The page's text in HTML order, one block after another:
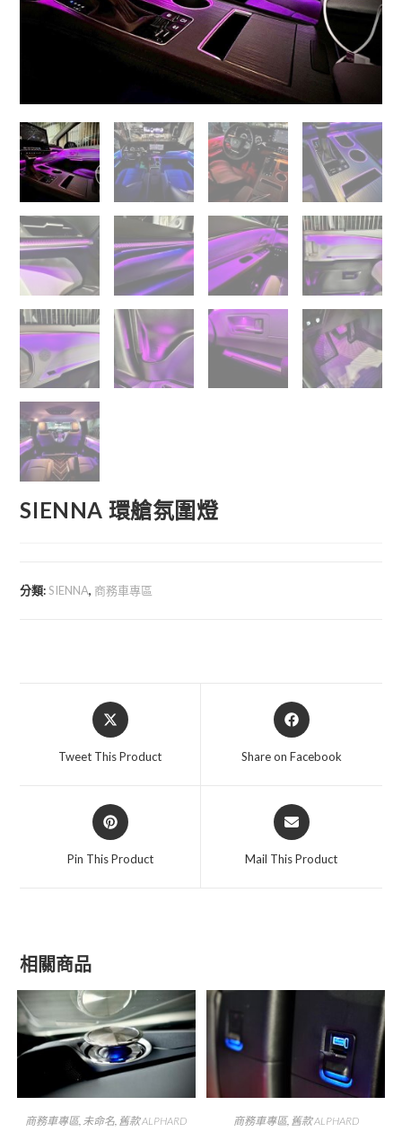
SIENNA 環艙氛圍燈
分類:SIENNA, 商務車專區
Opens
in
Tweet This Product
Opens
in
Share on Facebook
Opens
in
Pin This Product
Opens
in
Mail This Product
相關商品
商務車專區, 未命名 舊款 ALPHARD 商務車專區, 舊款 ALPHARD